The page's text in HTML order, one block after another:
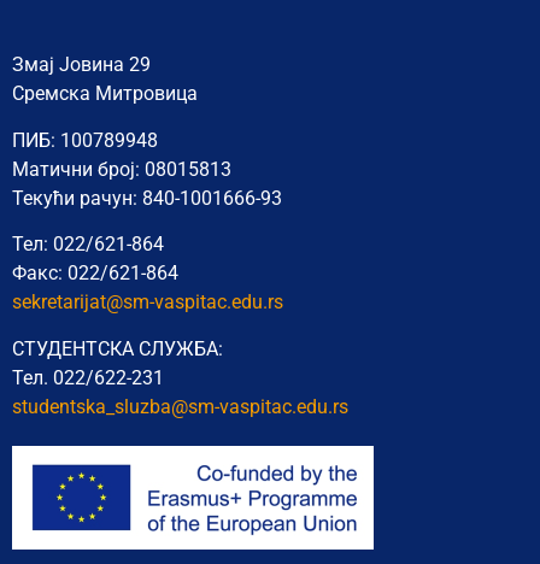
Змај Јовина 29
Сремска Митровица
ПИБ: 100789948
Матични број: 08015813
Текући рачун: 840-1001666-93
Тел: 022/621-864
Факс: 022/621-864
sekretarijat@sm-vaspitac.edu.rs
СТУДЕНТСКА СЛУЖБА:
Тел. 022/622-231
studentska_sluzba@sm-vaspitac.edu.rs